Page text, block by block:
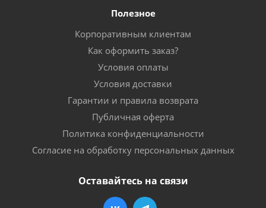
Полезное
Корпоративным клиентам
Как оформить заказ?
Условия оплаты
Условия доставки
Гарантии и правила возврата
Публичная оферта
Политика конфиденциальности
Согласие на обработку персональных данных
Оставайтесь на связи